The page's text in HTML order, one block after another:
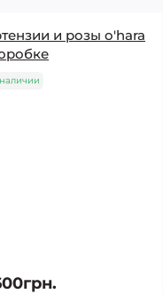
и розы o'hara